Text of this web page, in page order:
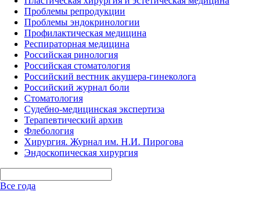
Проблемы репродукции
Проблемы эндокринологии
Профилактическая медицина
Респираторная медицина
Российская ринология
Российская стоматология
Российский вестник акушера-гинеколога
Российский журнал боли
Стоматология
Судебно-медицинская экспертиза
Терапевтический архив
Флебология
Хирургия. Журнал им. Н.И. Пирогова
Эндоскопическая хирургия
Все года